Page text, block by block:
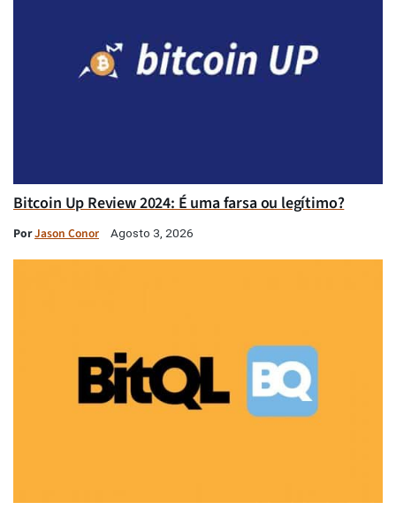
Bitcoin Up Review 2024: É uma farsa ou legítimo?
PorJason Conor Agosto 3, 2026